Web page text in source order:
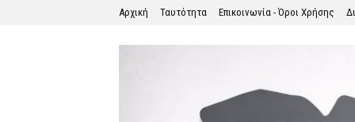
Αρχική Ταυτότητα Επικοινωνία - Όροι Χρήσης